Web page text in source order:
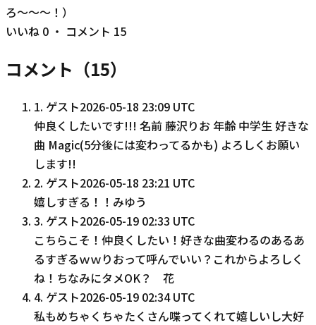
ろ〜〜〜！）
いいね 0 ・ コメント 15
コメント（15）
1. ゲスト2026-05-18 23:09 UTC
仲良くしたいです!!! 名前 藤沢りお 年齢 中学生 好きな
曲 Magic(5分後には変わってるかも) よろしくお願い
します!!
2. ゲスト2026-05-18 23:21 UTC
嬉しすぎる！！みゆう
3. ゲスト2026-05-19 02:33 UTC
こちらこそ！仲良くしたい！好きな曲変わるのあるあ
るすぎるｗｗりおって呼んでいい？これからよろしく
ね！ちなみにタメOK？ 花
4. ゲスト2026-05-19 02:34 UTC
私もめちゃくちゃたくさん喋ってくれて嬉しいし大好